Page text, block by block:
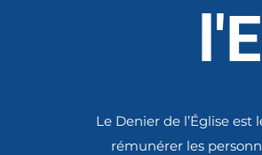
Le Denier de l’Église
rémunérer les